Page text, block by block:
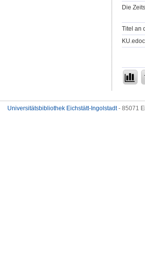
Die
Titel an
Universitätsbibliothek Eichstätt-Ingolstadt- 85071